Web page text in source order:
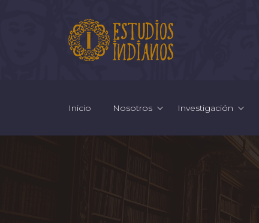
Inicio Nosotros Investigación